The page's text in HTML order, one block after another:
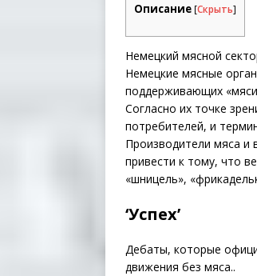
Описание [Скрыть]
Немецкий мясной
Немецкие мясные
поддерживающих
Согласно их точке
потребителей, и
Производители мяса и
привести к тому, что
«шницель»,
‘Успех’
Дебаты, которые
движения без мяса..